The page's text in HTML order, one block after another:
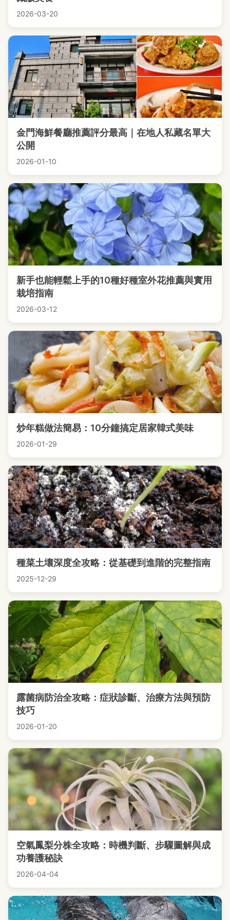
2026-03-20
金門海鮮餐廳推薦評分最高｜在地人私藏名單大
公開
2026-01-10
新手也能輕鬆上手的10種好種室外花推薦與實用
栽培指南
2026-03-12
炒年糕做法簡易：10分鐘搞定居家韓式美味
2026-01-29
種菜土壤深度全攻略：從基礎到進階的完整指南
2025-12-29
露菌病防治全攻略：症狀診斷、治療方法與預防
技巧
2026-01-20
空氣鳳梨分株全攻略：時機判斷、步驟圖解與成
功養護秘訣
2026-04-04